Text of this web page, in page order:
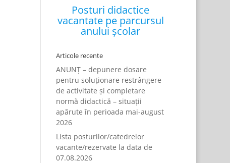
Posturi didactice
vacantate pe parcursul
anului școlar
Articole recente
ANUNȚ – depunere dosare
pentru soluționare restrângere
de activitate și completare
normă didactică – situații
apărute în perioada mai-august
2026
Lista posturilor/catedrelor
vacante/rezervate la data de
07.08.2026